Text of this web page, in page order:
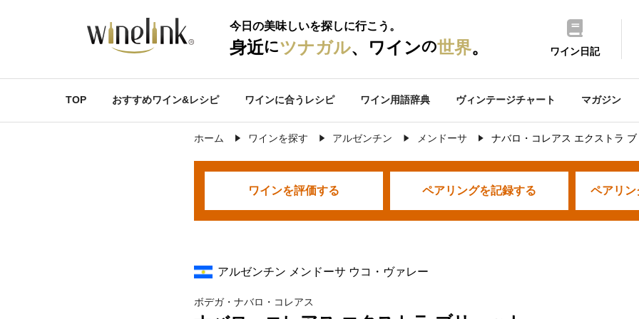
今日の美味しいを探しに行こう。
身近にツナガル、ワインの世界。 ワイン日記
TOP おすすめワイン&レシピ ワインに合うレシピ ワイン用語辞典 ヴィンテージチャート マガジン
ホーム ワインを探す アルゼンチン メンドーサ ナバロ・コレアス エクストラ
ワインを評価する ペアリングを記録する ペアリン
アルゼンチン メンドーサ ウコ・ヴァレー
ボデガ・ナバロ・コレアス